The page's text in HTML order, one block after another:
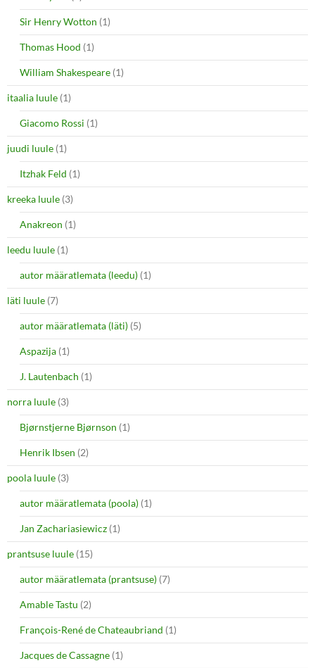
Sir Henry Wotton (1)
Thomas Hood (1)
William Shakespeare (1)
itaalia luule (1)
Giacomo Rossi (1)
juudi luule (1)
Itzhak Feld (1)
kreeka luule (3)
Anakreon (1)
leedu luule (1)
autor määratlemata (leedu) (1)
läti luule (7)
autor määratlemata (läti) (5)
Aspazija (1)
J. Lautenbach (1)
norra luule (3)
Bjørnstjerne Bjørnson (1)
Henrik Ibsen (2)
poola luule (3)
autor määratlemata (poola) (1)
Jan Zachariasiewicz (1)
prantsuse luule (15)
autor määratlemata (prantsuse) (7)
Amable Tastu (2)
François-René de Chateaubriand (1)
Jacques de Cassagne (1)